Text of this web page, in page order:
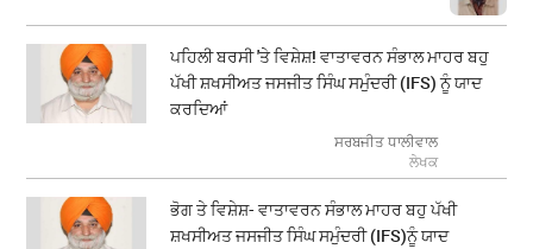
ਪਹਿਲੀ ਬਰਸੀ 'ਤੇ ਵਿਸ਼ੇਸ਼! ਵਾਤਾਵਰਨ ਸੰਭਾਲ ਮਾਹਰ ਬਹੁ
ਪੱਖੀ ਸ਼ਖਸੀਅਤ ਜਸਜੀਤ ਸਿੰਘ ਸਮੁੰਦਰੀ (IFS) ਨੂੰ ਯਾਦ
ਕਰਦਿਆਂ
ਸਰਬਜੀਤ ਧਾਲੀਵਾਲ
ਲੇਖਕ
ਭੋਗ ਤੇ ਵਿਸ਼ੇਸ਼- ਵਾਤਾਵਰਨ ਸੰਭਾਲ ਮਾਹਰ ਬਹੁ ਪੱਖੀ
ਸ਼ਖਸੀਅਤ ਜਸਜੀਤ ਸਿੰਘ ਸਮੁੰਦਰੀ (IFS)ਨੂੰ ਯਾਦ